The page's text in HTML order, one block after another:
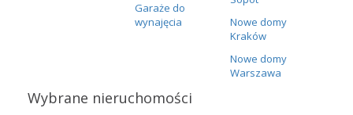
Garaże do
wynajęcia
Nowe domy
Kraków
Nowe domy
Warszawa
Wybrane nieruchomości